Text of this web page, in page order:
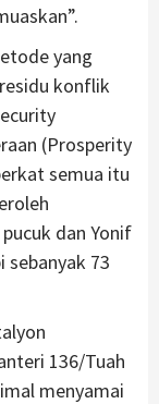
yang
konflik
(Prosperity
semua itu
dan Yonif
sebanyak 73
136/Tuah
menyamai